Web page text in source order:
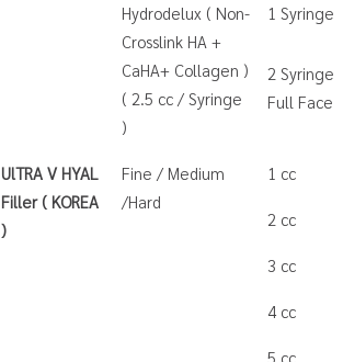
Hydrodelux ( Non-
Crosslink HA +
CaHA+ Collagen )
( 2.5 cc / Syringe
)
1 Syringe
2 Syringe
Full Face
UlTRA V HYAL
Filler ( KOREA
)
Fine / Medium
/Hard
1 cc
2 cc
3 cc
4 cc
5 cc